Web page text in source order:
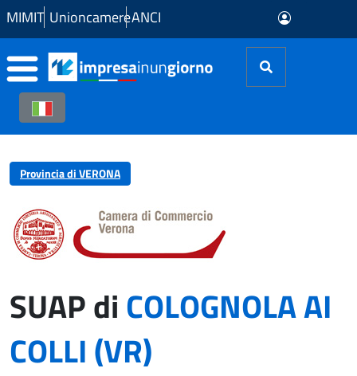
Skip to Main Content
MIMIT UnioncamereANCI
Provincia di VERONA
SUAP diCOLOGNOLA AI
COLLI (VR)